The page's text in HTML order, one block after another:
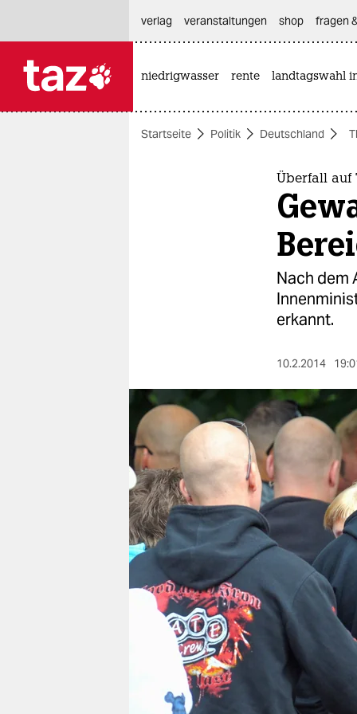
themen
nord
wahrheit
verlag
verlag
veranstaltungen
shop
fragen & hilfe
unterstützen
genossenschaft
verlag
veranstaltungen shop fragen
niedrigwasser rente landtagswahl
Startseite Politik Deutschland
Überfall auf
Nach dem
erkannt.
10.2.2014